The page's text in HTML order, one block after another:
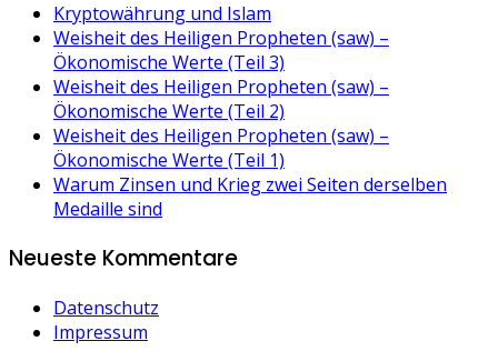
Kryptowährung und Islam
Weisheit des Heiligen Propheten (saw) –
Ökonomische Werte (Teil 3)
Weisheit des Heiligen Propheten (saw) –
Ökonomische Werte (Teil 2)
Weisheit des Heiligen Propheten (saw) –
Ökonomische Werte (Teil 1)
Warum Zinsen und Krieg zwei Seiten derselben
Medaille sind
Neueste Kommentare
Datenschutz
Impressum